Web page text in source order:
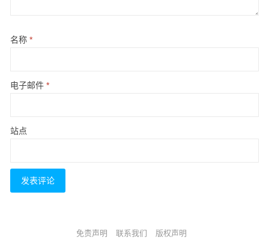
名称 *
电子邮件 *
站点
免责声明 联系我们 版权声明